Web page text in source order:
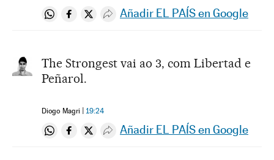
Compartir en Whatsapp
Compartir en Facebook
Compartir en Twitter
Desplegar Redes Sociales
Añadir EL PAÍS en Google
The Strongest vai ao 3, com Libertad e
Peñarol.
Diogo Magri 19:24
Compartir en Whatsapp
Compartir en Facebook
Compartir en Twitter
Desplegar Redes Sociales
Añadir EL PAÍS en Google